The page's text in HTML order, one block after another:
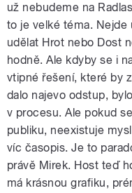
už nebudeme na
to je velké téma. Nejde
udělat Hrot nebo Dost
hodně. Ale kdyby se i
vtipné řešení, které by
dalo najevo odstup,
v procesu. Ale pokud
publiku, neexistuje
víc časopis. Je to
právě Mirek. Host teď
má krásnou grafiku,